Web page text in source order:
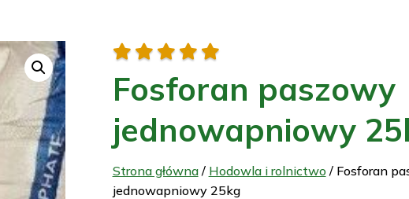
    
Fosforan paszowy
jednowapniowy
Strona główna/ Hodowla i rolnictwo / Fosforan
jednowapniowy 25kg